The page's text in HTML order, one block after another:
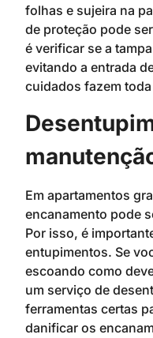
folhas e sujeira na
de proteção pode
é verificar se a
evitando a entrada
cuidados fazem
Em apartamentos
encanamento pode
Por isso, é
entupimentos. Se
escoando como
um serviço de
ferramentas certas
danificar os